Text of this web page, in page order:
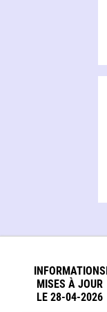
INFORMATIONS
MISES À JOUR
LE 28-04-2026